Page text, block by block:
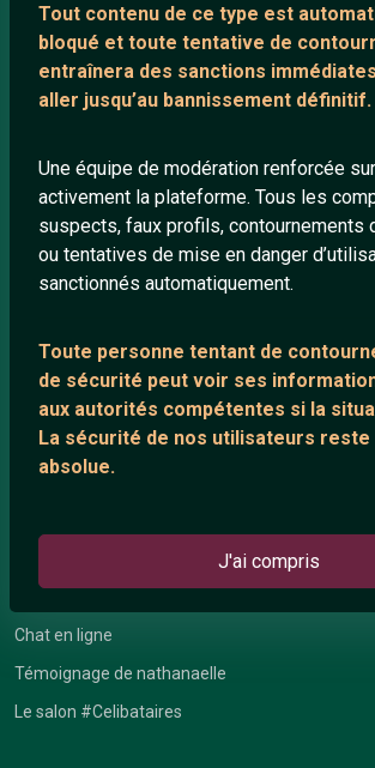
Tout contenu de ce type est
bloqué et toute tentative de
entraînera des sanctions
aller jusqu’au bannissement définitif.
Une équipe de modération renforcée
activement la plateforme. Tous les
suspects, faux profils, contournements
ou tentatives de mise en danger
sanctionnés automatiquement.
Toute personne tentant de
de sécurité peut voir ses
aux autorités compétentes si la
La sécurité de nos utilisateurs
absolue.
J'ai compris
Protection mineurs
Blog
Communauté
Quotes
Playlists YouTube
ANNEXE
Network IRC
Support IRC
Chat en ligne
Témoignage de nathanaelle
Le salon #Celibataires